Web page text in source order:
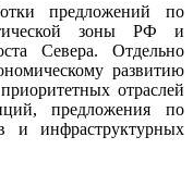
предложений по
зоны РФ и
Севера. Отдельно
развитию
отраслей
предложения по
и инфраструктурных